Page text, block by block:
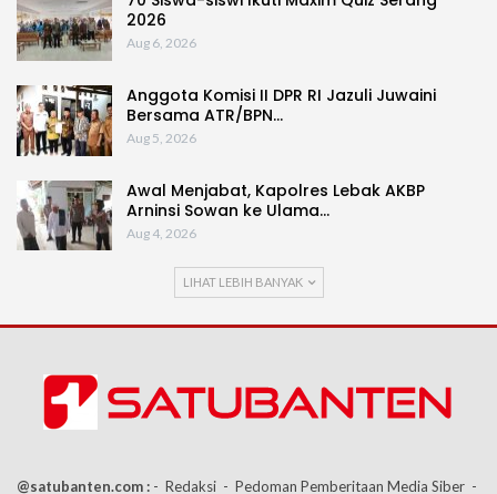
2026
Aug 6, 2026
Anggota Komisi II DPR RI Jazuli Juwaini
Bersama ATR/BPN…
Aug 5, 2026
Awal Menjabat, Kapolres Lebak AKBP
Arninsi Sowan ke Ulama…
Aug 4, 2026
LIHAT LEBIH BANYAK
@satubanten.com : - Redaksi - Pedoman Pemberitaan Media Siber -